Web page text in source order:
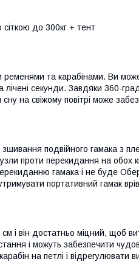
до 300кг + тент
та карабінами. Ви
секунди. Завдяки 360-
на свіжому повітрі може
зшивання подвійного гамака з
проти перекидання на обох
гамака і не буде
портативний гамак
і він достатньо міцний, щоб
і можуть забезпечити
на петлі і відрегулювати